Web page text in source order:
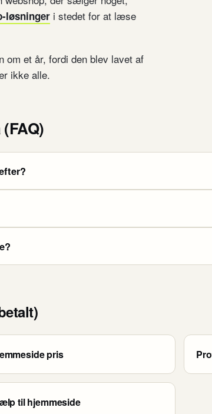
løsninger i stedet for at læse
om et år, fordi den blev lavet af
ikke alle.
pris
til hjemmeside